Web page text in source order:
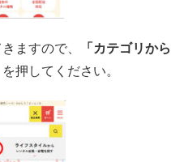
ますので、
「カテゴリから
を押してください。